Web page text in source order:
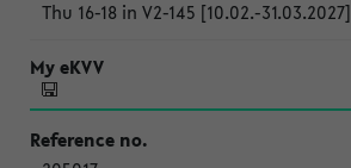
Thu 16-18 in V2-145 [10.02.-31.03.2027]